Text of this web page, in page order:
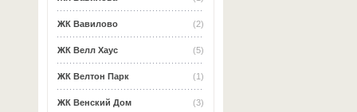
(2)
ЖК Вавилово
(5)
ЖК Велл Хаус
(1)
ЖК Велтон Парк
(3)
ЖК Венский Дом